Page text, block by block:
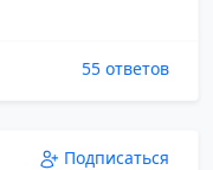
55 ответов
Подписаться